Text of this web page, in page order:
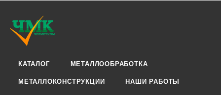
КАТАЛОГ МЕТАЛЛООБРАБОТКА
МЕТАЛЛОКОНСТРУКЦИИ НАШИ РАБОТЫ